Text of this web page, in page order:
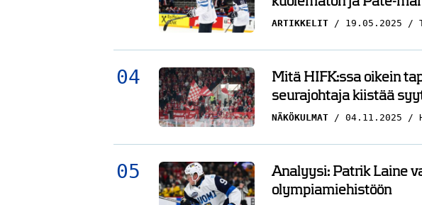
ARTIKKELIT 19.05.2025
Mitä HIFK:ssa oikein
seurajohtaja kiistää
NÄKÖKULMAT 04.11.2025
Analyysi: Patrik Laine
olympiamiehistöön